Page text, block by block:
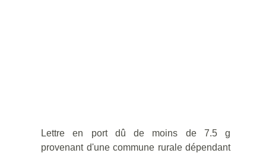
Lettre en port dû de moins de 7.5 g
provenant d'une commune rurale dépendant